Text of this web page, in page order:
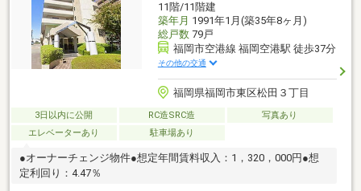
11階/11階建
築年月 1991年1月(築35年8ヶ月)
総戸数79戸
福岡市空港線 福岡空港駅 徒歩37分
その他の交通
福岡県福岡市東区松田３丁目
3日以内に公開 RC造SRC造
写真あり
エレベーターあり
駐車場あり
●オーナーチェンジ物件●想定年間賃料収入：1，320，000円●想
定利回り：4.47％